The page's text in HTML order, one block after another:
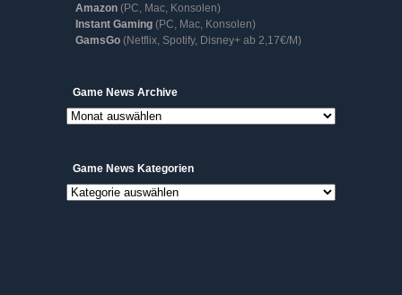
Amazon (PC, Mac, Konsolen)
Instant Gaming (PC, Mac, Konsolen)
GamsGo (Netflix, Spotify, Disney+ ab 2,17€/M)
Game News ArchiveGame
News
Archive
Game News Kategorien
Game